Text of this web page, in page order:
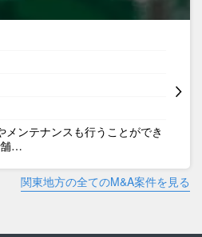
メンテナンスも行うことができ
舗…
関東地方の全てのM&A案件を見る